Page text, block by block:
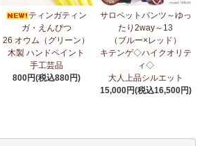
・アート～Sサイズの作品 新入荷！作家
ーでご紹介します
→ 作家名 M―Z
ランオイル～100％天然由来成分、無添加～
ゴリーに新入荷！
ティンガティン
ガ・えんぴつ
26 オウム（グリーン）
木製 ハンドペイント
手工芸品
800円(税込880円)
サロペットパンツ～ゆっ
たり2way～13
（ブルー×レッド）
キテンゲ◇ハイクオリテ
ィ◇
大人上品シルエット
15,000円(税込16,500円)